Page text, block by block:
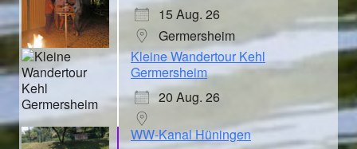
15 Aug. 26
Germersheim
Kleine Wandertour Kehl
Germersheim
20 Aug. 26
WW-Kanal Hüningen